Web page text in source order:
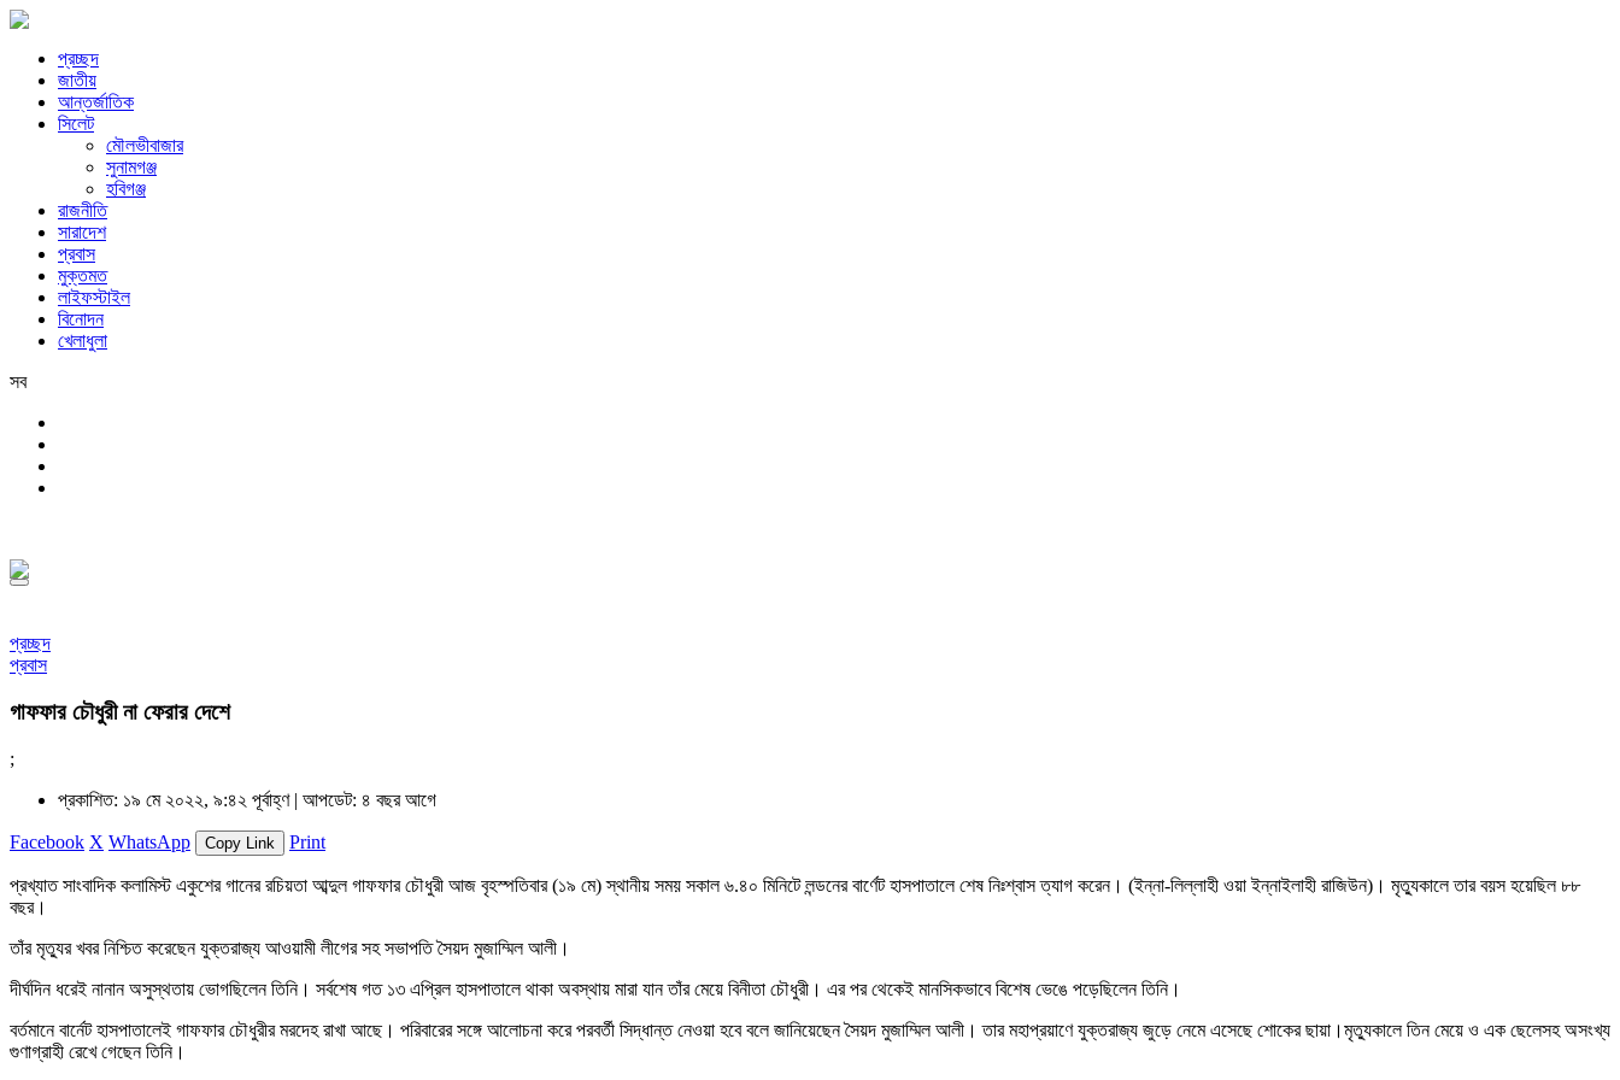
প্রচ্ছদ
জাতীয়
আন্তর্জাতিক
সিলেট
মৌলভীবাজার
সুনামগঞ্জ
হবিগঞ্জ
রাজনীতি
সারাদেশ
প্রবাস
মুক্তমত
লাইফস্টাইল
বিনোদন
খেলাধুলা
সব
প্রচ্ছদ
প্রবাস
গাফফার চৌধুরী না ফেরার দেশে
;
প্রকাশিত: ১৯ মে ২০২২, ৯:৪২ পূর্বাহ্ণ | আপডেট: ৪ বছর আগে
Facebook X WhatsApp Copy Link Print
প্রখ্যাত সাংবাদিক কলামিস্ট একুশের গানের রচিয়তা আব্দুল গাফফার চৌধুরী আজ বৃহস্পতিবার (১৯ মে) স্থানীয় সময় সকাল ৬.৪০ মিনিটে লন্ডনের বার্ণেট হাসপাতালে শেষ নিঃশ্বাস ত্যাগ করেন। (ইন্না-লিল্লাহী ওয়া ইন্নাইলাহী রাজিউন)। মৃত্যুকালে তার বয়স হয়েছিল ৮৮
বছর।
তাঁর মৃত্যুর খবর নিশ্চিত করেছেন যুক্তরাজ্য আওয়ামী লীগের সহ সভাপতি সৈয়দ মুজাম্মিল আলী।
দীর্ঘদিন ধরেই নানান অসুস্থতায় ভোগছিলেন তিনি। সর্বশেষ গত ১৩ এপ্রিল হাসপাতালে থাকা অবস্থায় মারা যান তাঁর মেয়ে বিনীতা চৌধুরী। এর পর থেকেই মানসিকভাবে বিশেষ ভেঙে পড়েছিলেন তিনি।
বর্তমানে বার্নেট হাসপাতালেই গাফফার চৌধুরীর মরদেহ রাখা আছে। পরিবারের সঙ্গে আলোচনা করে পরবর্তী সিদ্ধান্ত নেওয়া হবে বলে জানিয়েছেন সৈয়দ মুজাম্মিল আলী। তার মহাপ্রয়াণে যুক্তরাজ্য জুড়ে নেমে এসেছে শোকের ছায়া।মৃত্যুকালে তিন মেয়ে ও এক ছেলেসহ অসংখ্য
গুণাগ্রাহী রেখে গেছেন তিনি।